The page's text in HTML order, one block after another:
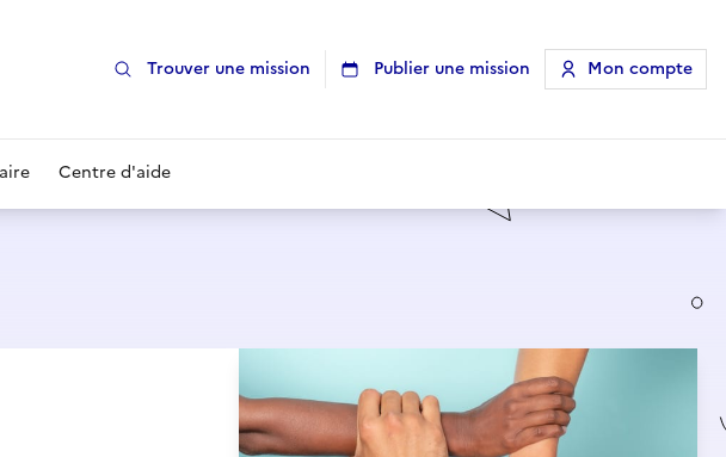
Trouver une mission Publier une mission Mon compte
Centre d'aide